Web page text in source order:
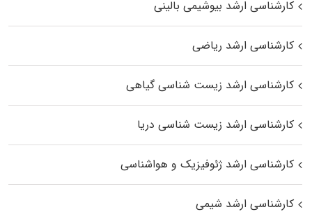
کارشناسی ارشد بیوشیمی بالینی
کارشناسی ارشد ریاضی
کارشناسی ارشد زیست‌ شناسی گیاهی
کارشناسی ارشد زیست‌ شناسی دریا
کارشناسی ارشد ژئوفیزیک و هواشناسی
کارشناسی ارشد شیمی